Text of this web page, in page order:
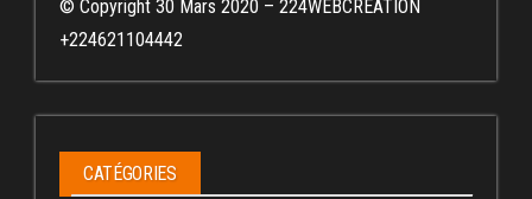
© Copyright 30 Mars 2020 – 224WEBCREATION
+224621104442
CATÉGORIES